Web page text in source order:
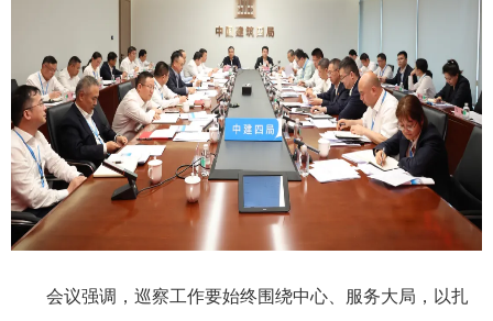
会议强调，巡察工作要始终围绕中心、服务大局，以扎